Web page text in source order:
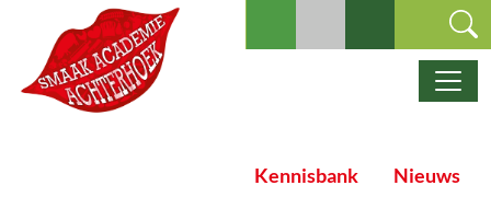
Ga naar de inhoud
Hoofdnavigatie
Kennisbank Nieuws